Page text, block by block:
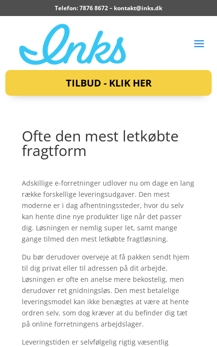
Telefon: 7876 8672 – kontakt@inks.dk
TILBUD - KLIK HER
Ofte den mest letkøbte
fragtform
Adskillige e-forretninger udlover nu om dage en lang
række forskellige leveringsudgaver. Den mest
moderne er i dag afhentningssteder, hvor du selv
kan hente dine nye produkter lige når det passer
dig. Løsningen er nemlig super let, samt mange
gange tilmed den mest letkøbte fragtløsning.
Du bør derudover overveje at få pakken sendt hjem
til dig privat eller til adressen på dit arbejde.
Løsningen er ofte en anelse mere bekostelig, men
derudover ret gnidningsløs. Den mest betalelige
leveringsmodel kan ikke benægtes at være at hente
ordren selv, som dog kræver at du befinder dig tæt
på online forretningens arbejdslager.
Leveringstiden er selvfølgelig rigtig væsentlig